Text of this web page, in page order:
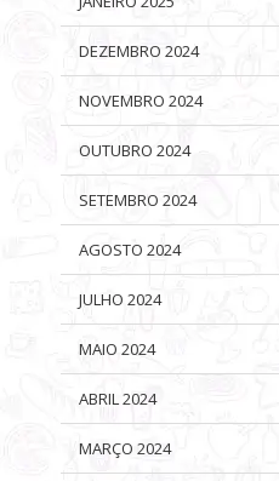
DEZEMBRO 2024
NOVEMBRO 2024
OUTUBRO 2024
SETEMBRO 2024
AGOSTO 2024
JULHO 2024
MAIO 2024
ABRIL 2024
MARÇO 2024